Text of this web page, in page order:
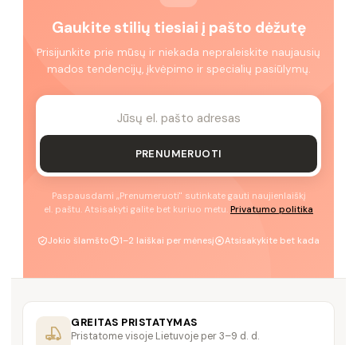
Gaukite stilių tiesiai į pašto dėžutę
Prisijunkite prie mūsų ir niekada nepraleiskite naujausių
mados tendencijų, įkvėpimo ir specialių pasiūlymų.
PRENUMERUOTI
Paspausdami „Prenumeruoti" sutinkate gauti naujienlaiškį
el. paštu. Atsisakyti galite bet kuriuo metu. Privatumo politika
Jokio šlamšto 1–2 laiškai per mėnesį Atsisakykite bet kada
GREITAS PRISTATYMAS
Pristatome visoje Lietuvoje per 3–9 d. d.